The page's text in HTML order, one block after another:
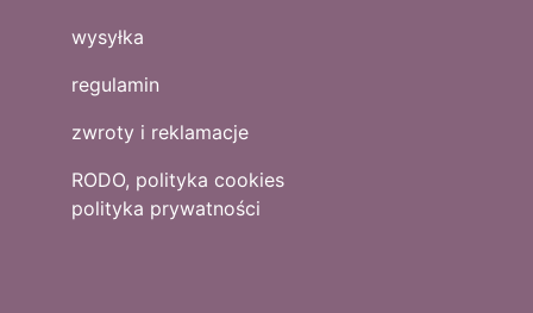
wysyłka
regulamin
zwroty i reklamacje
RODO, polityka cookies
polityka prywatności